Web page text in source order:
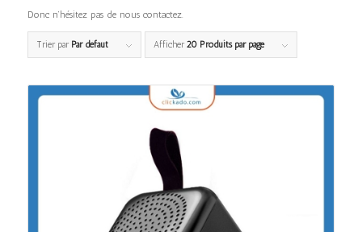
Donc n’hésitez pas de nous contactez.
Trier par Par défaut Afficher 20 Produits par page